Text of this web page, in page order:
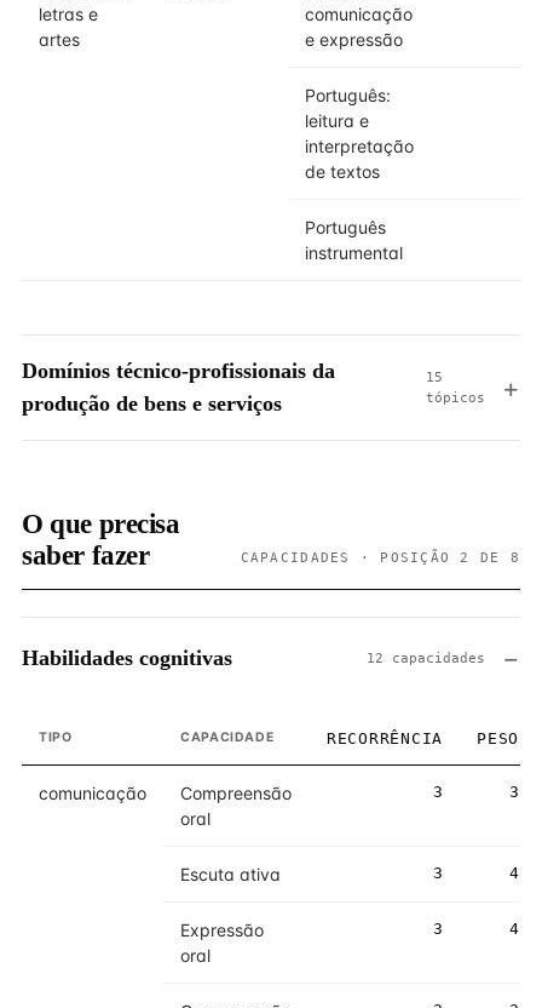
letras e
artes
comunicação
e expressão
Português:
leitura e
interpretação
de textos
Português
instrumental
Domínios técnico-profissionais da
produção de bens e serviços
15
tópicos
O que precisa
saber fazer
CAPACIDADES · POSIÇÃO 2 DE 8
Habilidades cognitivas 12 capacidades
TIPO CAPACIDADE RECORRÊNCIA PESO
comunicação
Compreensão
oral
3 3
Escuta ativa 3 4
Expressão
oral
3 4